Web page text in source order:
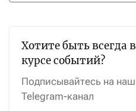
Хотите быть всегда в
курсе событий?
Подписывайтесь на наш
Telegram-канал